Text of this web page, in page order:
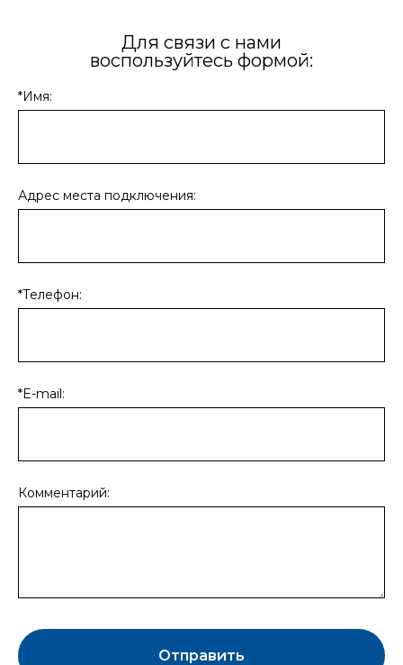
Для связи с нами
воспользуйтесь формой:
*Имя:
Адрес места подключения:
*Телефон:
*E-mail:
Комментарий:
Отправить